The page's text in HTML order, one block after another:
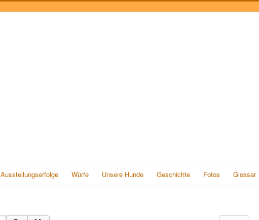
Ausstellungserfolge Würfe Unsere Hunde Geschichte Fotos Glossar